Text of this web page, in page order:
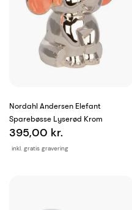
Nordahl Andersen Elefant
Sparebøsse Lyserød Krom
inkl. gratis gravering
395,00 kr.